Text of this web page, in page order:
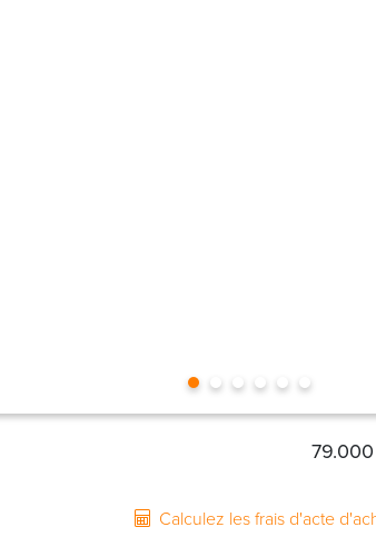
Calculez les frais d'acte